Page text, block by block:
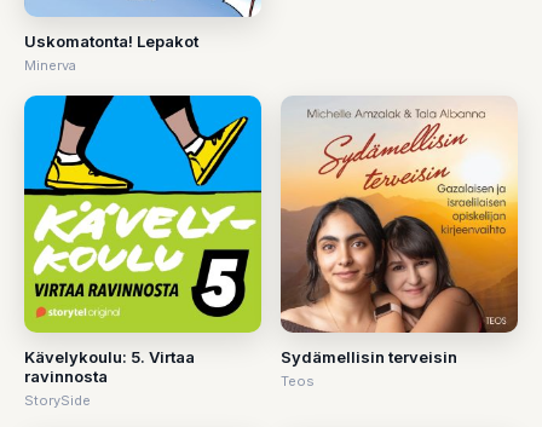
Uskomatonta! Lepakot
Minerva
Kävelykoulu: 5. Virtaa
ravinnosta
StorySide
Sydämellisin terveisin
Teos